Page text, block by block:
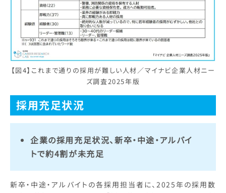
【図4】これまで通りの採用が難しい人材／マイナビ企業人材ニー
ズ調査2025年版
採用充足状況
企業の採用充足状況、新卒・中途・アルバイ
トで約4割が未充足
新卒・中途・アルバイトの各採用担当者に、2025年の採用数